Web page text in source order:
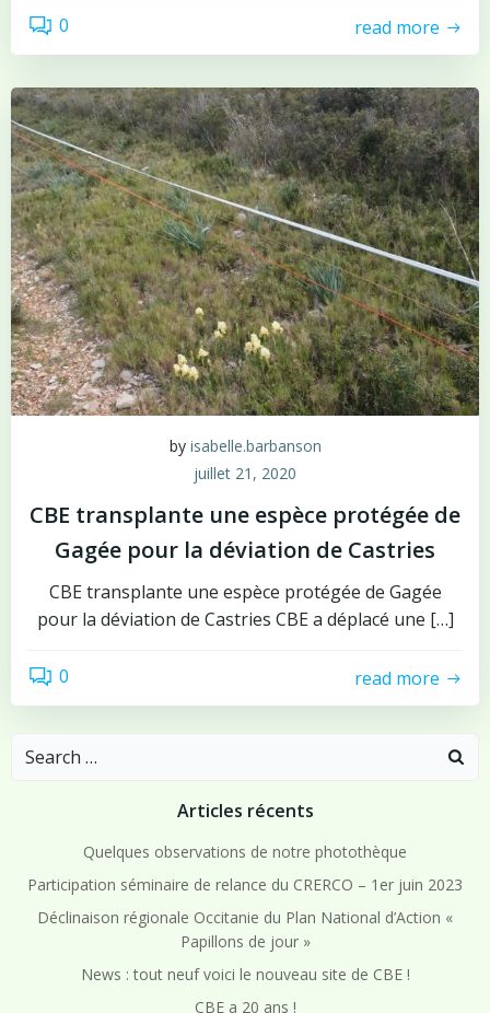
0 read more
by isabelle.barbanson
juillet 21, 2020
CBE transplante une espèce protégée de
Gagée pour la déviation de Castries
CBE transplante une espèce protégée de Gagée
pour la déviation de Castries CBE a déplacé une […]
0 read more
Search
Articles récents
Quelques observations de notre photothèque
Participation séminaire de relance du CRERCO – 1er juin 2023
Déclinaison régionale Occitanie du Plan National d’Action «
Papillons de jour »
News : tout neuf voici le nouveau site de CBE !
CBE a 20 ans !